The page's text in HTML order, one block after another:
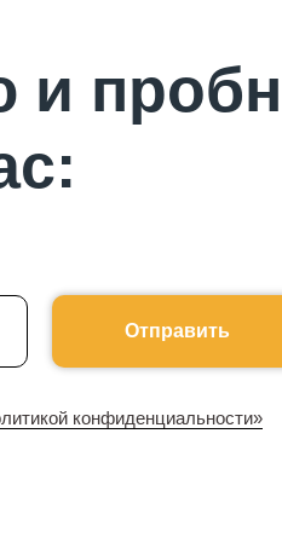
и
Отправить
конфиденциальности»